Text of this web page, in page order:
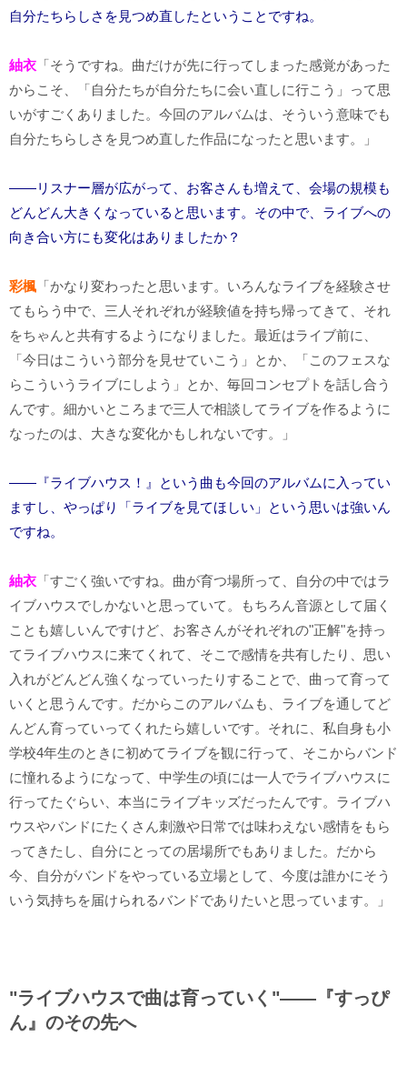
自分たちらしさを見つめ直したということですね。
紬衣 「そうですね。曲だけが先に行ってしまった感覚があった
からこそ、「自分たちが自分たちに会い直しに行こう」って思
いがすごくありました。今回のアルバムは、そういう意味でも
自分たちらしさを見つめ直した作品になったと思います。」
――リスナー層が広がって、お客さんも増えて、会場の規模も
どんどん大きくなっていると思います。その中で、ライブへの
向き合い方にも変化はありましたか？
彩楓 「かなり変わったと思います。いろんなライブを経験させ
てもらう中で、三人それぞれが経験値を持ち帰ってきて、それ
をちゃんと共有するようになりました。最近はライブ前に、
「今日はこういう部分を見せていこう」とか、「このフェスな
らこういうライブにしよう」とか、毎回コンセプトを話し合う
んです。細かいところまで三人で相談してライブを作るように
なったのは、大きな変化かもしれないです。」
――『ライブハウス！』という曲も今回のアルバムに入ってい
ますし、やっぱり「ライブを見てほしい」という思いは強いん
ですね。
紬衣 「すごく強いですね。曲が育つ場所って、自分の中ではラ
イブハウスでしかないと思っていて。もちろん音源として届く
ことも嬉しいんですけど、お客さんがそれぞれの"正解"を持っ
てライブハウスに来てくれて、そこで感情を共有したり、思い
入れがどんどん強くなっていったりすることで、曲って育って
いくと思うんです。だからこのアルバムも、ライブを通してど
んどん育っていってくれたら嬉しいです。それに、私自身も小
学校4年生のときに初めてライブを観に行って、そこからバンド
に憧れるようになって、中学生の頃には一人でライブハウスに
行ってたぐらい、本当にライブキッズだったんです。ライブハ
ウスやバンドにたくさん刺激や日常では味わえない感情をもら
ってきたし、自分にとっての居場所でもありました。だから
今、自分がバンドをやっている立場として、今度は誰かにそう
いう気持ちを届けられるバンドでありたいと思っています。」
"ライブハウスで曲は育っていく"――『すっぴ
ん』のその先へ